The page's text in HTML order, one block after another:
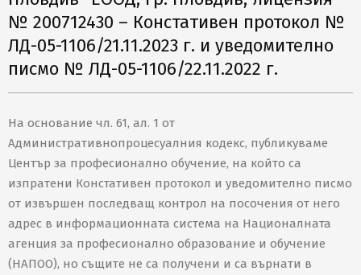
№ 200712430 – Констативен протокол №
ЛД-05-1106/21.11.2023 г. и уведомително
писмо № ЛД-05-1106/22.11.2022 г.
На основание чл. 61, ал. 1 от
Административнопроцесуалния кодекс, публикуваме
Център за професионално обучение, на който са
изпратени Констативен протокол и уведомително писмо
от извършен последващ контрол на посочения от него
адрес в информационната система на Националната
агенция за професионално образование и обучение
(НАПОО), но същите не са получени и са върнати в